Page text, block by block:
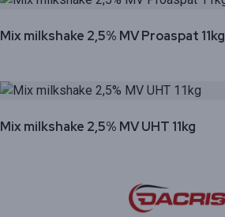
Mix milkshake 2,5% MV Proaspat 11kg
Mix milkshake 2,5% MV UHT 11kg